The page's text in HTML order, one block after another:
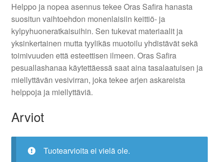
Helppo ja nopea asennus tekee Oras Safira hanasta
suositun vaihtoehdon monenlaisiin keittiö- ja
kylpyhuoneratkaisuihin. Sen tukevat materiaalit ja
yksinkertainen mutta tyylikäs muotoilu yhdistävät sekä
toimivuuden että esteettisen ilmeen. Oras Safira
pesuallashanaa käytettäessä saat aina tasalaatuisen ja
miellyttävän vesivirran, joka tekee arjen askareista
helppoja ja miellyttäviä.
Arviot
Tuotearvioita ei vielä ole.